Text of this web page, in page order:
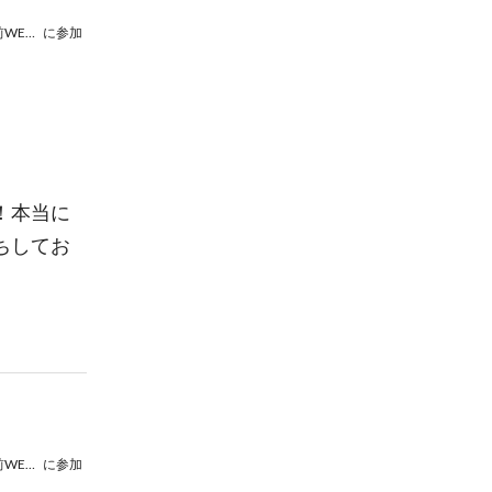
【新宿マルイアネックス】#手元の推し活まつり 2026 Summer 初日事前WEB整理券 に参加
本当に
してお
【新宿マルイアネックス】#手元の推し活まつり 2026 Summer 初日事前WEB整理券 に参加